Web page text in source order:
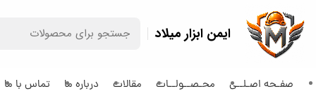
ایمن ابزار میلاد
صفـحه اصـلــی محـصــولــات مقالات درباره ما تماس با ما